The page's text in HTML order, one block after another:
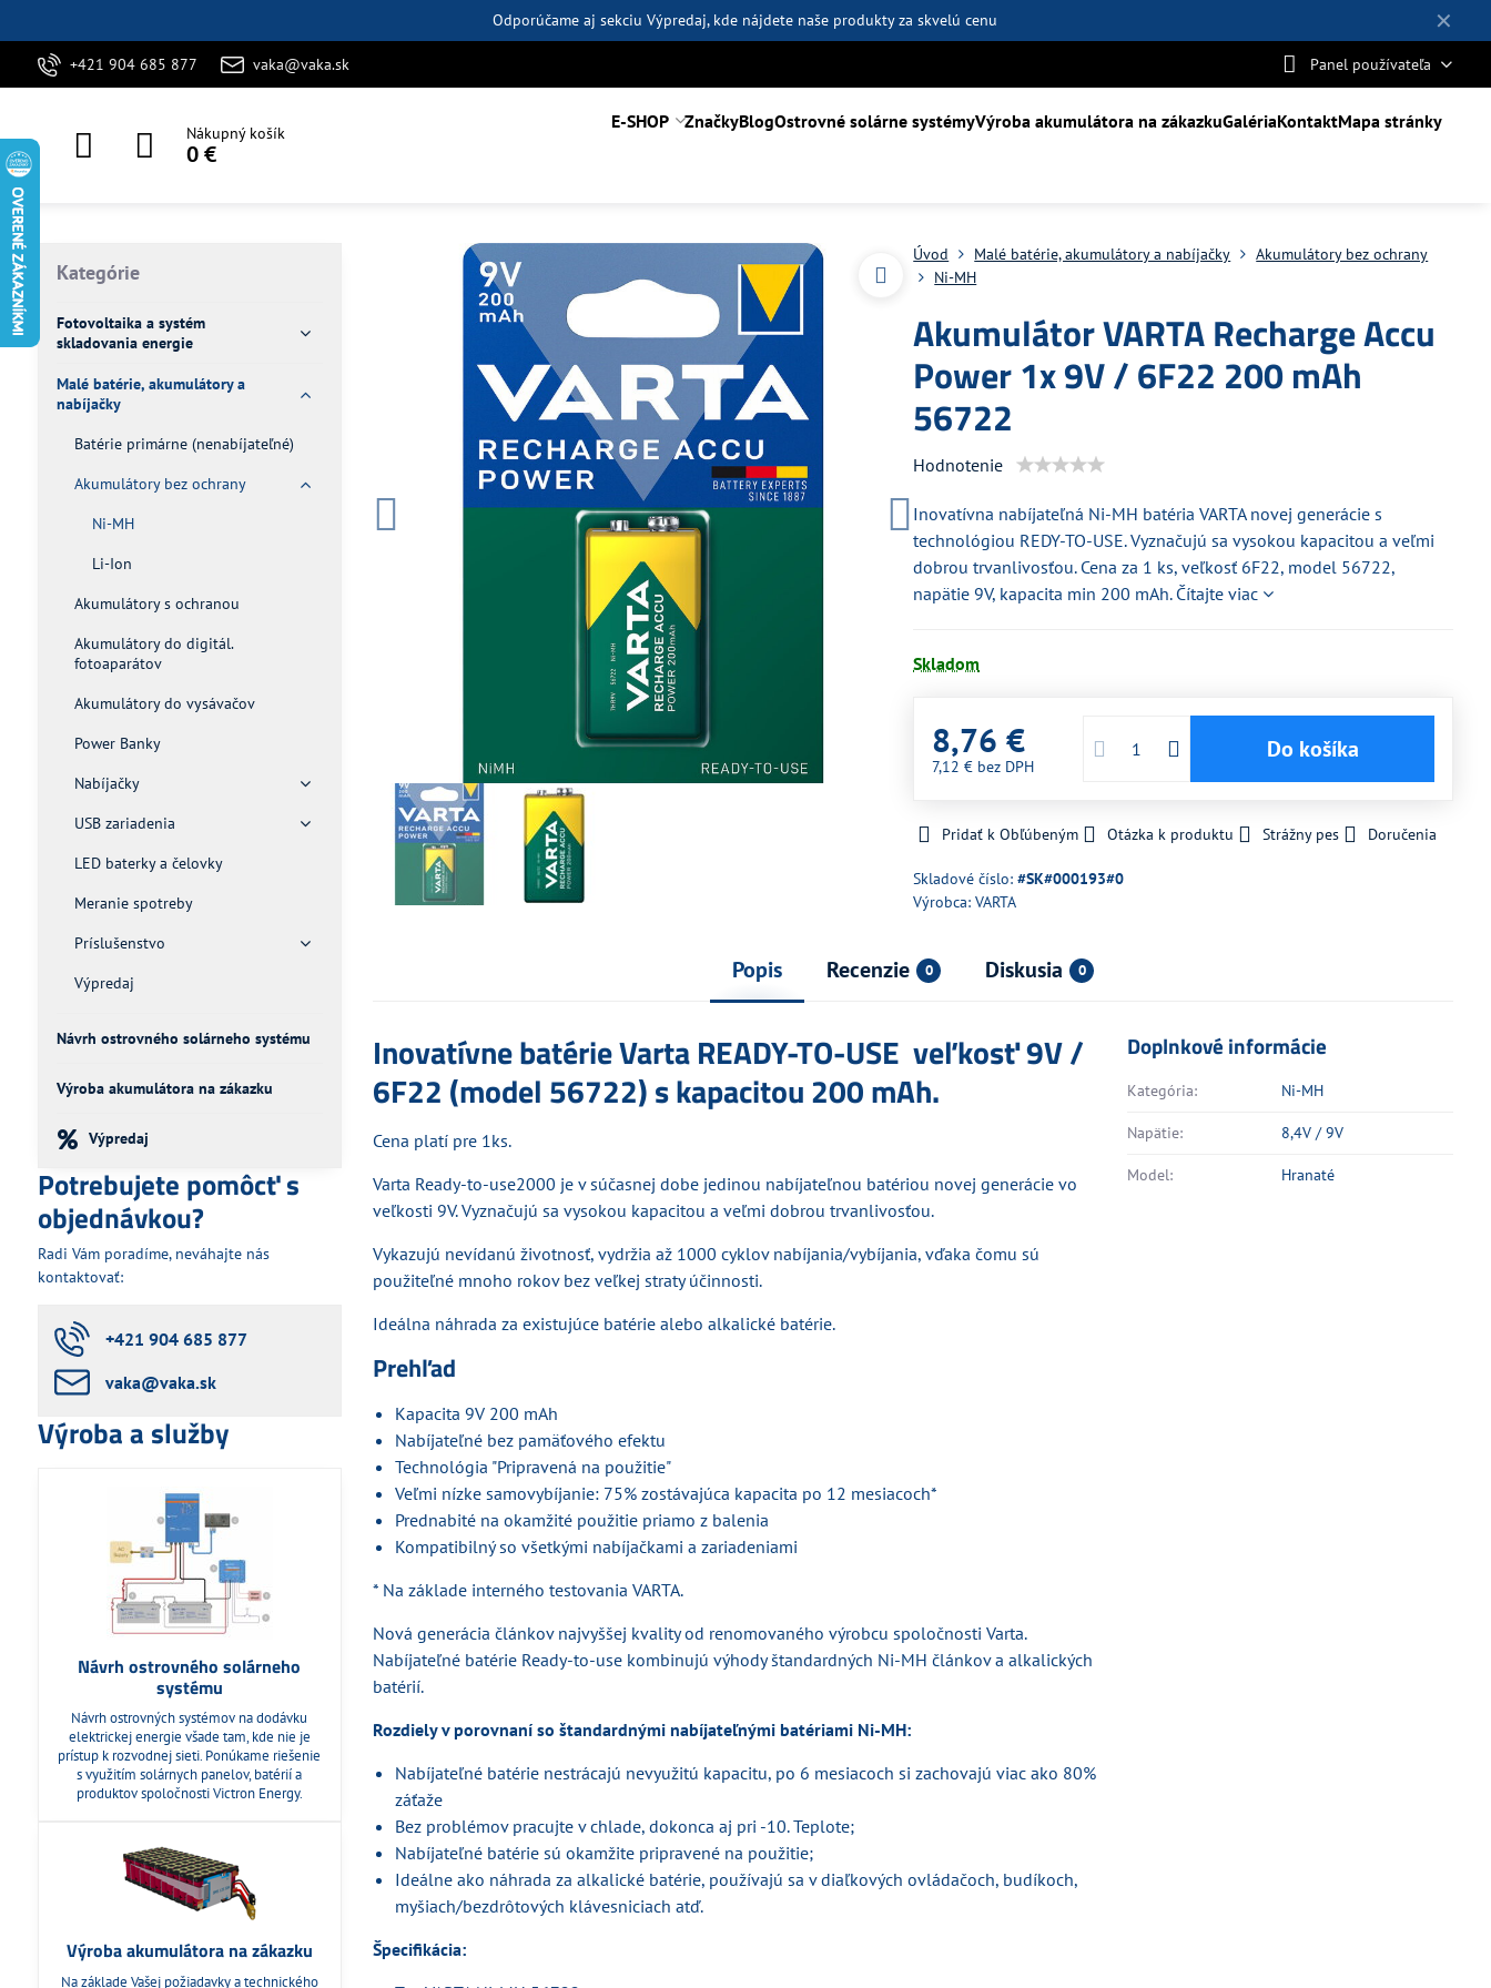
✕
Odporúčame aj sekciuVýpredaj, kde nájdete naše produkty za skvelú cenu
+421 904 685 877 vaka@vaka.sk Panel používateľa
Nákupný košík
0 €
E-SHOP ZnačkyBlogOstrovné solárne systémyVýroba akumulátora na zákazkuGalériaKontaktMapa stránky
Úvod Malé batérie, akumulátory a nabíjačky
Akumulátory bez ochrany
Ni-MH
Akumulátor VARTA Recharge Accu
Power 1x 9V / 6F22 200 mAh
56722
Hodnotenie
Inovatívna nabíjateľná Ni-MH batéria VARTA novej generácie s
technológiou REDY-TO-USE. Vyznačujú sa vysokou kapacitou a veľmi
dobrou trvanlivosťou. Cena za 1 ks, veľkosť 6F22, model 56722,
napätie 9V, kapacita min 200 mAh. Čítajte viac
Skladom
8,76 €
7,12 € bez DPH
Do košíka
Pridať k Obľúbeným Otázka k produktu Strážny pes Doručenia
Skladové číslo:#SK#000193#0
Výrobca:VARTA
Popis Recenzie 0 Diskusia 0
Inovatívne batérie Varta READY-TO-USE veľkosť 9V /
6F22 (model 56722) s kapacitou 200 mAh.
Cena platí pre 1ks.
Varta Ready-to-use2000 je v súčasnej dobe jedinou nabíjateľnou batériou novej generácie vo
veľkosti 9V. Vyznačujú sa vysokou kapacitou a veľmi dobrou trvanlivosťou.
Vykazujú nevídanú životnosť, vydržia až 1000 cyklov nabíjania/vybíjania, vďaka čomu sú
použiteľné mnoho rokov bez veľkej straty účinnosti.
Ideálna náhrada za existujúce batérie alebo alkalické batérie.
Prehľad
Kapacita 9V 200 mAh
Nabíjateľné bez pamäťového efektu
Technológia "Pripravená na použitie"
Veľmi nízke samovybíjanie: 75% zostávajúca kapacita po 12 mesiacoch*
Prednabité na okamžité použitie priamo z balenia
Kompatibilný so všetkými nabíjačkami a zariadeniami
* Na základe interného testovania VARTA.
Nová generácia článkov najvyššej kvality od renomovaného výrobcu spoločnosti Varta.
Nabíjateľné batérie Ready-to-use kombinujú výhody štandardných Ni-MH článkov a alkalických
batérií.
Rozdiely v porovnaní so štandardnými nabíjateľnými batériami Ni-MH:
Nabíjateľné batérie nestrácajú nevyužitú kapacitu, po 6 mesiacoch si zachovajú viac ako 80%
záťaže
Bez problémov pracujte v chlade, dokonca aj pri -10. Teplote;
Nabíjateľné batérie sú okamžite pripravené na použitie;
Ideálne ako náhrada za alkalické batérie, používajú sa v diaľkových ovládačoch, budíkoch,
myšiach/bezdrôtových klávesniciach atď.
Špecifikácia:
Doplnkové informácie
Kategória: Ni-MH
Napätie: 8,4V / 9V
Model: Hranaté
Kategórie
Fotovoltaika a systém
skladovania energie
Malé batérie, akumulátory a
nabíjačky
Batérie primárne (nenabíjateľné)
Akumulátory bez ochrany
Ni-MH
Li-Ion
Akumulátory s ochranou
Akumulátory do digitál.
fotoaparátov
Akumulátory do vysávačov
Power Banky
Nabíjačky
USB zariadenia
LED baterky a čelovky
Meranie spotreby
Príslušenstvo
Výpredaj
Návrh ostrovného solárneho systému
Výroba akumulátora na zákazku
Výpredaj
Potrebujete pomôcť s
objednávkou?
Radi Vám poradíme, neváhajte nás
kontaktovať:
+421 904 685 877
vaka​@vaka​.sk
Výroba a služby
Návrh ostrovného solárneho
systému
Návrh ostrovných systémov na dodávku
elektrickej energie všade tam, kde nie je
prístup k rozvodnej sieti. Ponúkame riešenie
s využitím solárnych panelov, batérií a
produktov spoločnosti Victron Energy.
Výroba akumulátora na zákazku
Na základe Vašej požiadavky a technického